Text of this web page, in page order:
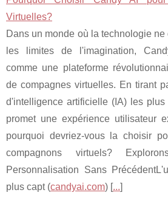
Virtuelles?
Dans un monde où la technologie
les limites de l'imagination,
comme une plateforme
de compagnes virtuelles. En tirant
d'intelligence artificielle (IA) les plus
promet une expérience utilisateur
pourquoi devriez-vous la choisir
compagnons virtuels?
Personnalisation Sans
plus capt (candyai.com) [...]